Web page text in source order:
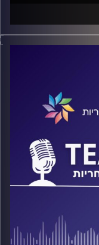
רייכמן
עם ד"ר יוחנן